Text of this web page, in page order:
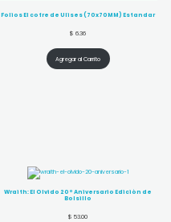
Folios El cofre de Ulises (70x70MM) Estandar
$ 6.36
Agregar al Carrito
Wraith: El Olvido 20º Aniversario Edición de
Bolsillo
$ 53.00